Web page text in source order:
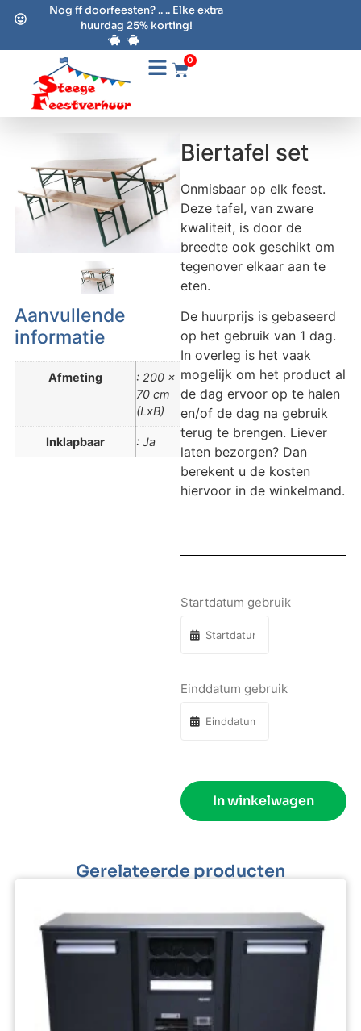
Nog ff doorfeesten? .. .. Elke extra
huurdag 25% korting!
0
Aanvullende
informatie
Afmeting
: 200 x
70 cm
(LxB)
Inklapbaar : Ja
Biertafel set
Onmisbaar op elk feest.
Deze tafel, van zware
kwaliteit, is door de
breedte ook geschikt om
tegenover elkaar aan te
eten.
De huurprijs is gebaseerd
op het gebruik van 1 dag.
In overleg is het vaak
mogelijk om het product al
de dag ervoor op te halen
en/of de dag na gebruik
terug te brengen. Liever
laten bezorgen? Dan
berekent u de kosten
hiervoor in de winkelmand.
Startdatum gebruik
Einddatum gebruik
In winkelwagen
Gerelateerde producten